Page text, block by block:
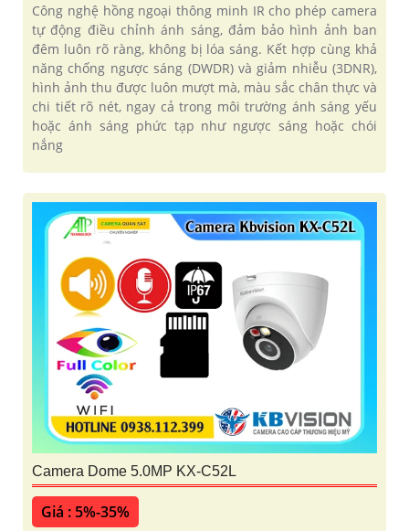
Công nghệ hồng ngoại thông minh IR cho phép camera
tự động điều chỉnh ánh sáng, đảm bảo hình ảnh ban
đêm luôn rõ ràng, không bị lóa sáng. Kết hợp cùng khả
năng chống ngược sáng (DWDR) và giảm nhiễu (3DNR),
hình ảnh thu được luôn mượt mà, màu sắc chân thực và
chi tiết rõ nét, ngay cả trong môi trường ánh sáng yếu
hoặc ánh sáng phức tạp như ngược sáng hoặc chói
nắng
Camera Dome 5.0MP KX-C52L
Giá : 5%-35%